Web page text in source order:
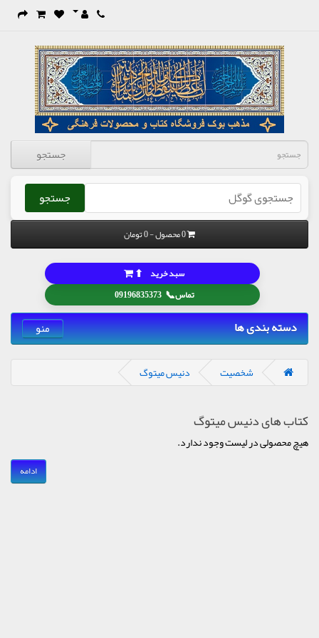
جستجو
جستجو
0 محصول - 0 تومان
تماس📞
09196835373
سبد خرید ⬆
دسته بندی ها منو
شخصیت دنیس میتوگ
کتاب های دنیس میتوگ
هیچ محصولی در لیست وجود ندارد.
ادامه